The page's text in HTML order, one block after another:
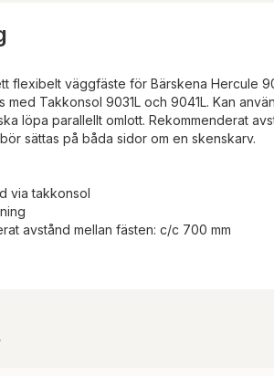
flexibelt väggfäste för Bärskena Hercule
med Takkonsol 9031L och 9041L. Kan
löpa parallellt omlott. Rekommenderat
sättas på båda sidor om en skenskarv.
via takkonsol
avstånd mellan fästen: c/c 700 mm